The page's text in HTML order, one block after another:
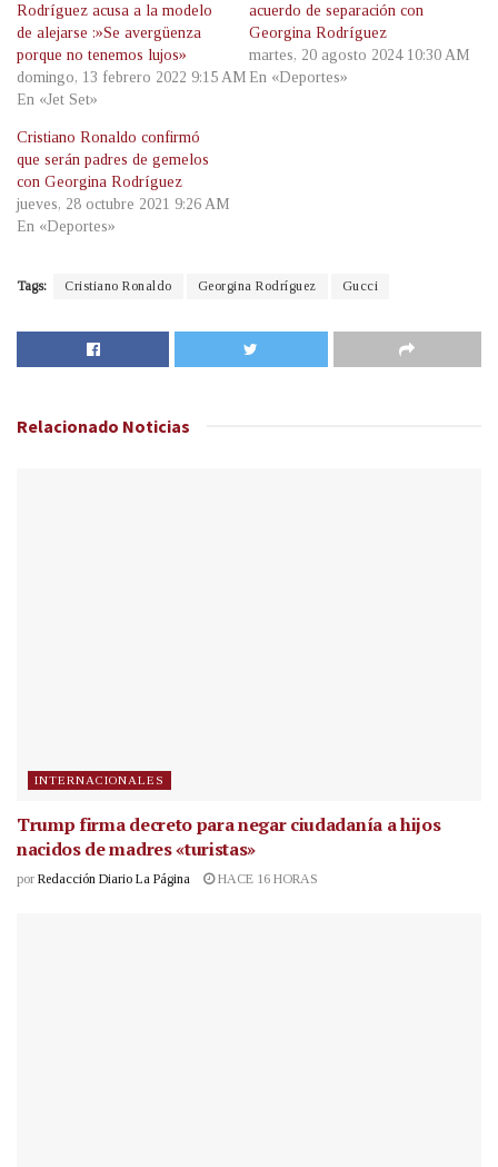
Rodríguez acusa a la modelo
de alejarse :»Se avergüenza
porque no tenemos lujos»
domingo, 13 febrero 2022 9:15 AM
En «Jet Set»
acuerdo de separación con
Georgina Rodríguez
martes, 20 agosto 2024 10:30 AM
En «Deportes»
Cristiano Ronaldo confirmó
que serán padres de gemelos
con Georgina Rodríguez
jueves, 28 octubre 2021 9:26 AM
En «Deportes»
Tags: Cristiano Ronaldo Georgina Rodríguez Gucci
Relacionado Noticias
INTERNACIONALES
Trump firma decreto para negar ciudadanía a hijos
nacidos de madres «turistas»
por Redacción Diario La Página HACE 16 HORAS